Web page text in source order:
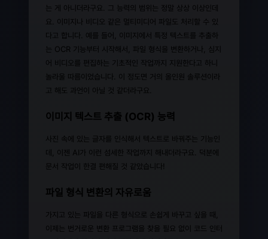
는 게 아니더라구요. 그 능력의 범위는 정말 상상 이상인데
요. 이미지나 비디오 같은 멀티미디어 파일도 처리할 수 있
다고 합니다. 예를 들어, 이미지에서 특정 텍스트를 추출하
는 OCR 기능부터 시작해서, 파일 형식을 변환하거나, 심지
어 비디오를 편집하는 기초적인 작업까지 지원한다고 하니
놀라울 따름이었습니다. 이 정도면 거의 올인원 솔루션이라
고 해도 과언이 아닐 것 같더라구요.
이미지 텍스트 추출 (OCR) 능력
사진 속에 있는 글자를 인식해서 텍스트로 바꿔주는 기능인
데, 이젠 AI가 이런 섬세한 작업까지 해내더라구요. 덕분에
문서 작업이 한결 편해질 것 같았습니다!
파일 형식 변환의 자유로움
가지고 있는 파일을 다른 형식으로 손쉽게 바꾸고 싶을 때,
이제는 번거로운 변환 프로그램을 찾을 필요 없이 코드 인터